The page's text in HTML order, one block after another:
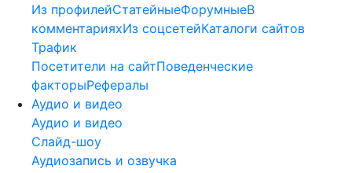
Из профилейСтатейныеФорумныеВ
комментарияхИз соцсетейКаталоги сайтов
Трафик
Посетители на сайтПоведенческие
факторыРефералы
Аудио и видео
Аудио и видео
Слайд-шоу
Аудиозапись и озвучка